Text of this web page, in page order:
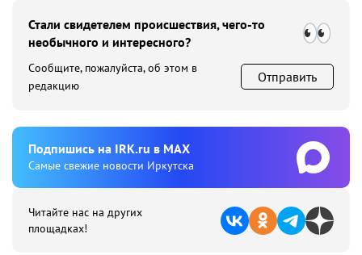
Стали свидетелем происшествия, чего-то
необычного и интересного?
Сообщите, пожалуйста, об этом в
редакцию
Отправить
Подпишиcь на IRK.ru в MAX
Cамые свежие новости Иркутска
Читайте нас на других
площадках!